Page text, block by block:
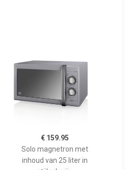
€ 159.95
Solo magnetron met
inhoud van 25 liter in